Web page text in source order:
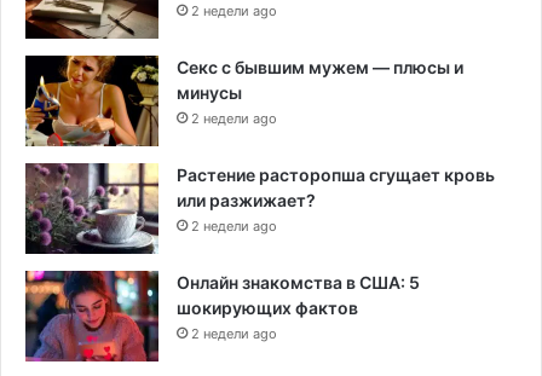
2 недели ago
Секс с бывшим мужем — плюсы и
минусы
2 недели ago
Растение расторопша сгущает кровь
или разжижает?
2 недели ago
Онлайн знакомства в США: 5
шокирующих фактов
2 недели ago